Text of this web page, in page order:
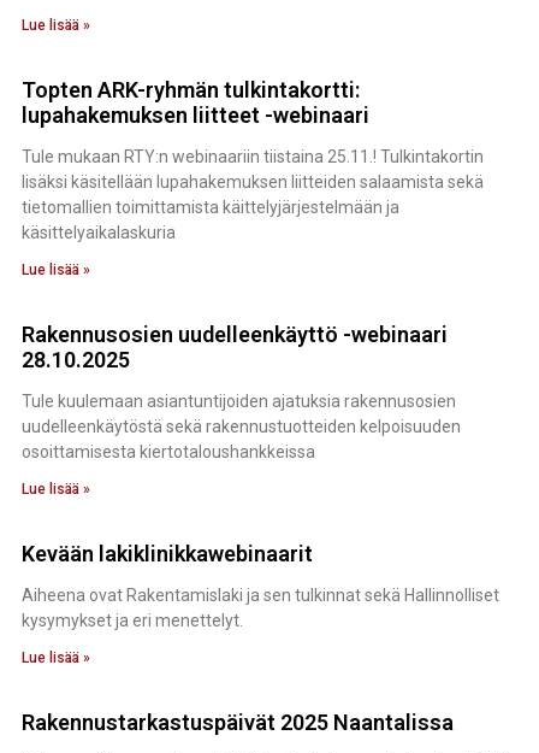
Lue lisää »
Topten ARK-ryhmän tulkintakortti:
lupahakemuksen liitteet -webinaari
Tule mukaan RTY:n webinaariin tiistaina 25.11.! Tulkintakortin
lisäksi käsitellään lupahakemuksen liitteiden salaamista sekä
tietomallien toimittamista käittelyjärjestelmään ja
käsittelyaikalaskuria
Lue lisää »
Rakennusosien uudelleenkäyttö -webinaari
28.10.2025
Tule kuulemaan asiantuntijoiden ajatuksia rakennusosien
uudelleenkäytöstä sekä rakennustuotteiden kelpoisuuden
osoittamisesta kiertotaloushankkeissa
Lue lisää »
Kevään lakiklinikkawebinaarit
Aiheena ovat Rakentamislaki ja sen tulkinnat sekä Hallinnolliset
kysymykset ja eri menettelyt.
Lue lisää »
Rakennustarkastuspäivät 2025 Naantalissa